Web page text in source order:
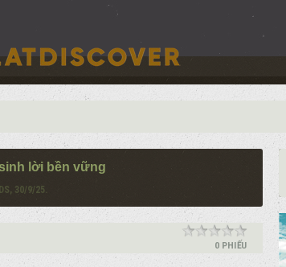
lời bền vững
, 30/9/25.
0 PHIẾU